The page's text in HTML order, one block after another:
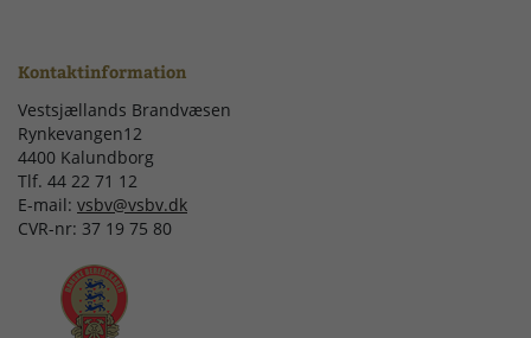
Kontaktinformation
Vestsjællands Brandvæsen
Rynkevangen12
4400 Kalundborg
Tlf. 44 22 71 12
E-mail: vsbv@vsbv.dk
CVR-nr: 37 19 75 80